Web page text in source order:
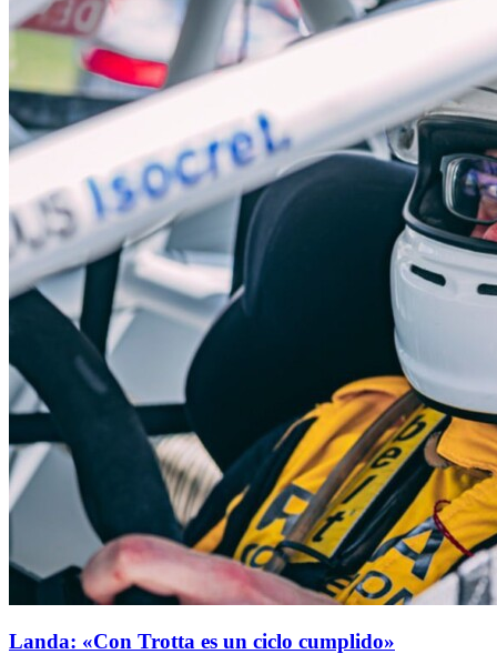
Landa: «Con Trotta es un ciclo cumplido»